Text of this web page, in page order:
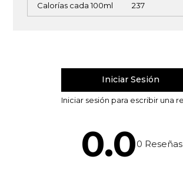
Calorías cada 100ml 237
0.00 Reseñas